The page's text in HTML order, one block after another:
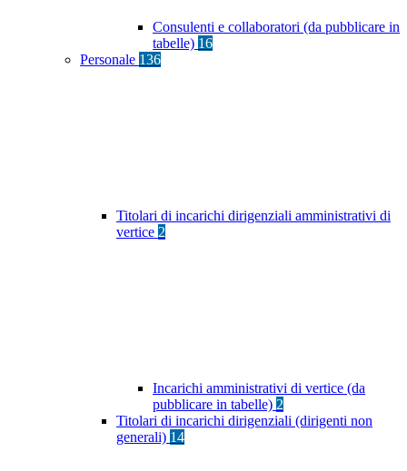
Consulenti e collaboratori (da pubblicare in
tabelle) 16
Personale 136
Titolari di incarichi dirigenziali amministrativi di
vertice 2
Incarichi amministrativi di vertice (da
pubblicare in tabelle) 2
Titolari di incarichi dirigenziali (dirigenti non
generali) 14